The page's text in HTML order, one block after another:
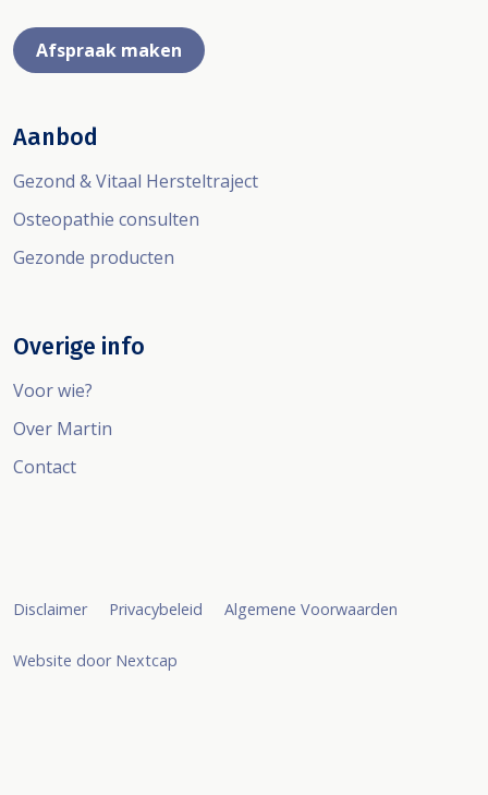
Afspraak maken
Aanbod
Gezond & Vitaal Hersteltraject
Osteopathie consulten
Gezonde producten
Overige info
Voor wie?
Over Martin
Contact
Disclaimer Privacybeleid Algemene Voorwaarden
Website door Nextcap